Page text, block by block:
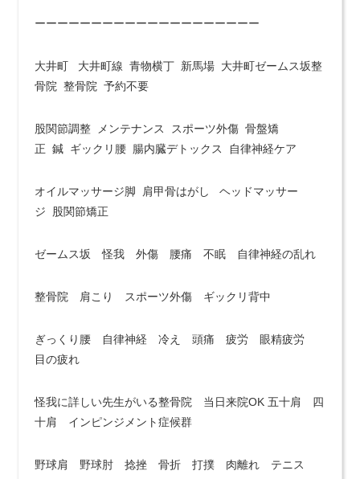
ーーーーーーーーーーーーーーーーーーーー
大井町 大井町線 青物横丁 新馬場 大井町ゼームス坂整
骨院 整骨院 予約不要
股関節調整 メンテナンス スポーツ外傷 骨盤矯
正 鍼 ギックリ腰 腸内臓デトックス 自律神経ケア
オイルマッサージ脚 肩甲骨はがし ヘッドマッサー
ジ 股関節矯正
ゼームス坂 怪我 外傷 腰痛 不眠 自律神経の乱れ
整骨院 肩こり スポーツ外傷 ギックリ背中
ぎっくり腰 自律神経 冷え 頭痛 疲労 眼精疲労
目の疲れ
怪我に詳しい先生がいる整骨院 当日来院OK 五十肩 四
十肩 インピンジメント症候群
野球肩 野球肘 捻挫 骨折 打撲 肉離れ テニス